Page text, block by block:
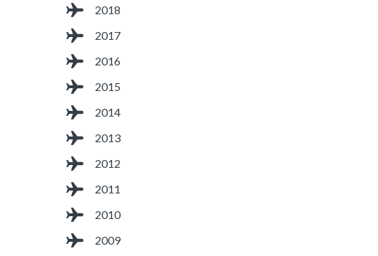
2018
2017
2016
2015
2014
2013
2012
2011
2010
2009